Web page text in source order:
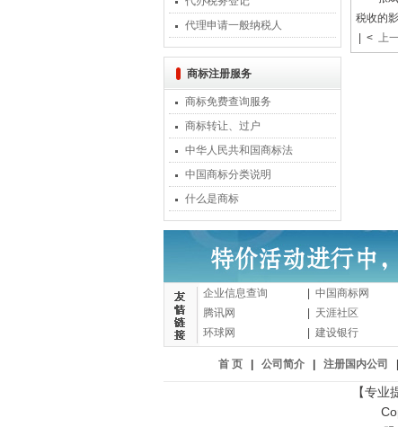
代理申请一般纳税人
商标注册服务
商标免费查询服务
商标转让、过户
中华人民共和国商标法
中国商标分类说明
什么是商标
税收的
| < 上
企业信息查询 中国商标网
腾讯网
天涯社区
环球网
建设银行
首 页 公司简介 注册国内公司
【专